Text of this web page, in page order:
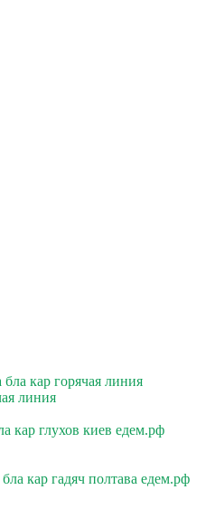
бла кар горячая линия
линия
кар глухов киев едем.рф
кар гадяч полтава едем.рф